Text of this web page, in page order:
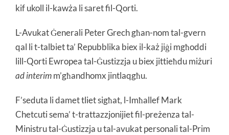
kif ukoll il-kawża li saret fil-Qorti.
L-Avukat Ġenerali Peter Grech għan-nom tal-gvern
qal li t-talbiet ta’ Repubblika biex il-każ jiġi mgħoddi
lill-Qorti Ewropea tal-Ġustizzja u biex jittieħdu miżuri
ad interimm’għandhomx jintlaqgħu.
F’seduta li damet tliet sigħat, l-Imħallef Mark
Chetcuti sema’ t-trattazzjonijiet fil-preżenza tal-
Ministru tal-Ġustizzja u tal-avukat personali tal-Prim